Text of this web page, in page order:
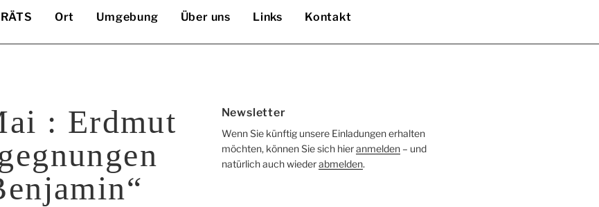
Ort Umgebung Über uns Links Kontakt
: Erdmut
Newsletter
Wenn Sie künftig unsere Einladungen erhalten
möchten, können Sie sich hieranmelden– und
natürlich auch wiederabmelden.